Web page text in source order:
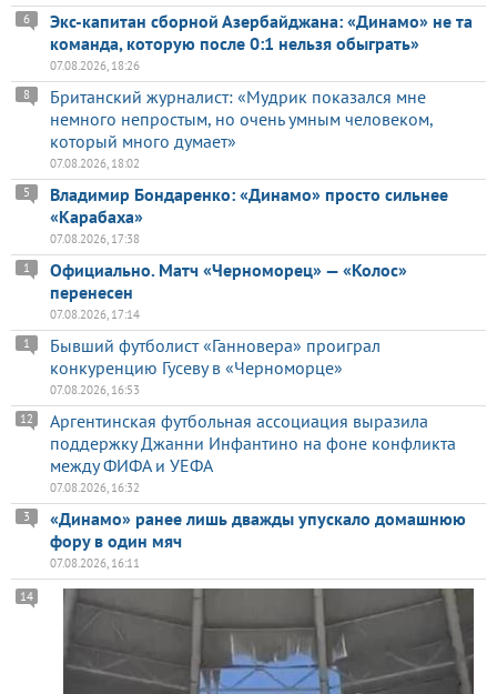
Экс-капитан сборной Азербайджана: «Динамо» не та
команда, которую после 0:1 нельзя обыграть»
6
07.08.2026, 18:26
Британский журналист: «Мудрик показался мне
немного непростым, но очень умным человеком,
который много думает»
8
07.08.2026, 18:02
Владимир Бондаренко: «Динамо» просто сильнее
«Карабаха»
5
07.08.2026, 17:38
Официально. Матч «Черноморец» — «Колос»
перенесен
1
07.08.2026, 17:14
Бывший футболист «Ганновера» проиграл
конкуренцию Гусеву в «Черноморце»
1
07.08.2026, 16:53
Аргентинская футбольная ассоциация выразила
поддержку Джанни Инфантино на фоне конфликта
между ФИФА и УЕФА
12
07.08.2026, 16:32
«Динамо» ранее лишь дважды упускало домашнюю
фору в один мяч
3
07.08.2026, 16:11
14